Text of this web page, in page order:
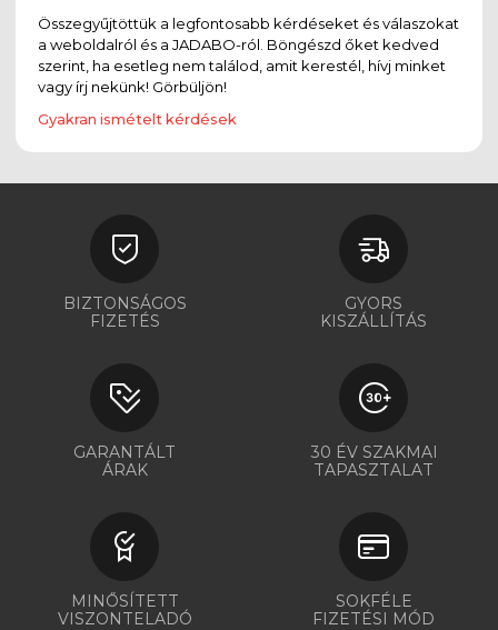
Összegyűjtöttük a legfontosabb kérdéseket és válaszokat
a weboldalról és a JADABO-ról. Böngészd őket kedved
szerint, ha esetleg nem találod, amit kerestél, hívj minket
vagy írj nekünk! Görbüljön!
Gyakran ismételt kérdések
BIZTONSÁGOS
FIZETÉS
GYORS
KISZÁLLÍTÁS
GARANTÁLT
ÁRAK
30 ÉV SZAKMAI
TAPASZTALAT
MINŐSÍTETT
VISZONTELADÓ
SOKFÉLE
FIZETÉSI MÓD